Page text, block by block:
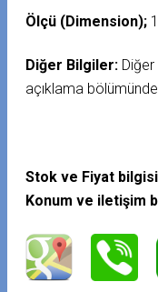
Ölçü (Dimension);
Diğer Bilgiler:
açıklama
Stok ve Fiyat
Konum ve iletişim